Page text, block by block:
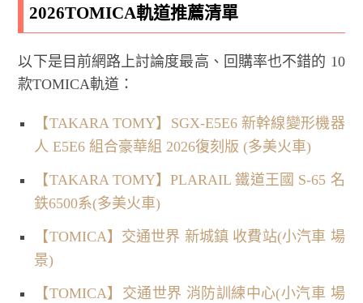
2026TOMICA軌道推薦清單
以下是目前網路上討論度最高、回購率也不錯的 10
款TOMICA軌道：
【TAKARA TOMY】SGX-E5E6 新幹線變形機器
人 E5E6 組合豪華組 2026復刻版 (多美火車)
【TAKARA TOMY】PLARAIL 鐵道王國 S-65 名
鉄6500系(多美火車)
【TOMICA】交通世界 新城鎮 收費站(小汽車 場
景)
【TOMICA】交通世界 消防訓練中心(小汽車 場